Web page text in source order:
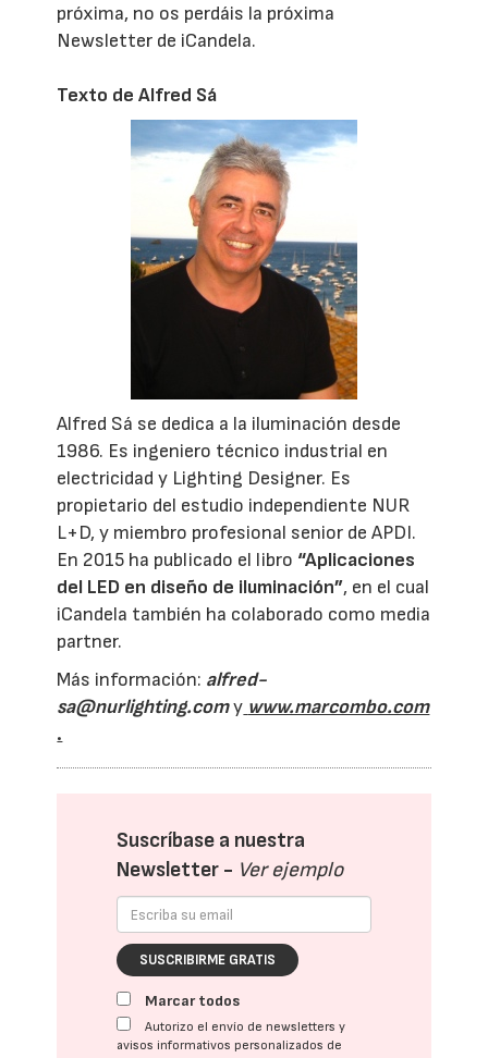
próxima, no os perdáis la próxima
Newsletter de iCandela.
Texto de Alfred Sá
Alfred Sá se dedica a la iluminación desde
1986. Es ingeniero técnico industrial en
electricidad y Lighting Designer. Es
propietario del estudio independiente NUR
L+D, y miembro profesional senior de APDI.
En 2015 ha publicado el libro “Aplicaciones
del LED en diseño de iluminación”, en el cual
iCandela también ha colaborado como media
partner.
Más información: alfred-
sa@nurlighting.comy www.marcombo.com
.
Suscríbase a nuestra
Newsletter - Ver ejemplo
SUSCRIBIRME GRATIS
Marcar todos
Autorizo el envío de newsletters y
avisos informativos personalizados de